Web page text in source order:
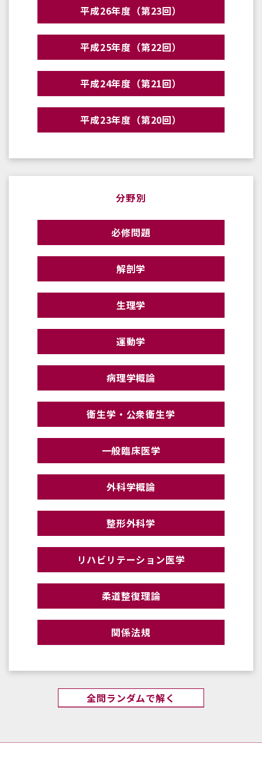
平成26年度（第23回）
平成25年度（第22回）
平成24年度（第21回）
平成23年度（第20回）
分野別
必修問題
解剖学
生理学
運動学
病理学概論
衛生学・公衆衛生学
一般臨床医学
外科学概論
整形外科学
リハビリテーション医学
柔道整復理論
関係法規
全問ランダムで解く